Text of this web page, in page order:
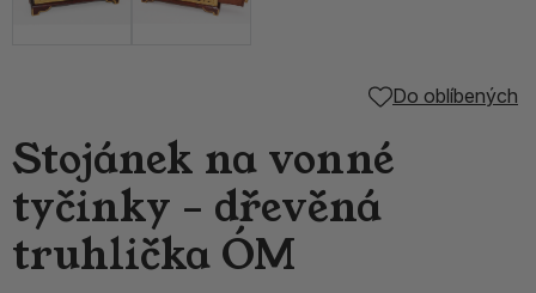
Do oblíbených
Stojánek na vonné
tyčinky – dřevěná
truhlička ÓM